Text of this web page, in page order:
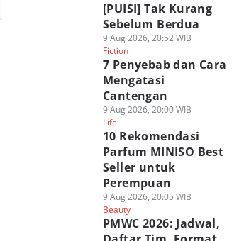
[PUISI] Tak Kurang
Sebelum Berdua
9 Aug 2026, 20:52 WIB
Fiction
7 Penyebab dan Cara
Mengatasi
Cantengan
9 Aug 2026, 20:00 WIB
Life
10 Rekomendasi
Parfum MINISO Best
Seller untuk
Perempuan
9 Aug 2026, 20:05 WIB
Beauty
PMWC 2026: Jadwal,